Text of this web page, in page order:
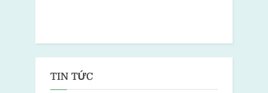
TIN TỨC